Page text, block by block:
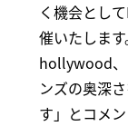
く機会とし
催いたしま
hollywood、
ンズの奥深
す」とコメン